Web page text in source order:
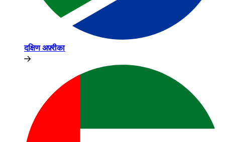
दक्षिण अफ़्रीका​​